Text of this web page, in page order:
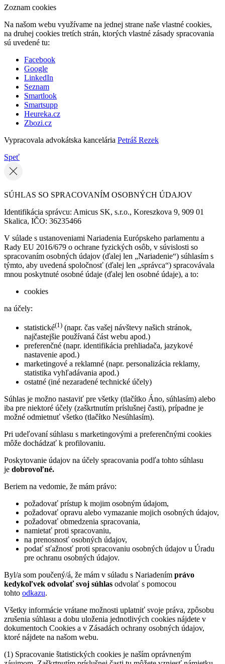
Zoznam cookies
Na našom webu využívame na jednej strane naše vlastné cookies,
na druhej cookies tretích strán, ktorých vlastné zásady spracovania
sú uvedené tu:
Facebook
Google
LinkedIn
Seznam
Smartlook
Smartsupp
Heureka.cz
Zbozi.cz
Vypracovala advokátska kancelária Petráš Rezek
Speť
SÚHLAS SO SPRACOVANÍM OSOBNÝCH ÚDAJOV
Identifikácia správcu: Amicus SK, s.r.o., Koreszkova 9, 909 01
Skalica, IČO: 36235466
V súlade s ustanoveniami Nariadenia Európskeho parlamentu a
Rady EU 2016/679 o ochrane fyzických osôb, v súvislosti so
spracovaním osobných údajov (ďalej len „Nariadenie“) súhlasím s
týmto, aby uvedená spoločnosť (ďalej len „správca“) spracovávala
mnou poskytnuté osobné údaje (ďalej len osobné údaje), a to:
cookies
na účely:
statistické(1) (napr. čas vašej návštevy našich stránok,
najčastejšie používaná část webu apod.)
preferenčné (napr. identifikácia prehliadača, jazykové
nastavenie apod.)
marketingové a reklamné (napr. personalizácia reklamy,
statistika vyhľadávania apod.)
ostatné (iné nezaradené technické účely)
Súhlas je možno nastaviť pre všetky (tlačítko Áno, súhlasím) alebo
iba pre niektoré účely (zaškrtnutím príslušnej časti), prípadne je
možné odmietnuť všetko (tlačítko Nesúhlasím).
Pri udeľovaní súhlasu s marketingovými a preferenčnými cookies
môže dochádzať k profilovaniu.
Poskytovanie údajov na účely spracovania podľa tohto súhlasu
je dobrovoľné.
Beriem na vedomie, že mám právo:
požadovať prístup k mojim osobným údajom,
požadovať opravu alebo vymazanie mojich osobných údajov,
požadovať obmedzenia spracovania,
namietať proti spracovaniu,
na prenosnosť osobných údajov,
podať sťažnosť proti spracovaniu osobných údajov u Úradu
pre ochranu osobných údajov.
Byl/a som poučený/á, že mám v súladu s Nariadením právo
kedykoľvek odvolať svoj súhlas odvolať s pomocou
tohto odkazu.
Všetky informácie vrátane možnosti uplatniť svoje práva, zpôsobu
zrušenia súhlasu a dobu uloženia jednotlivých cookies nájdete v
dokumentoch Cookies a v Zásadách ochrany osobných údajov,
ktoré nájdete na našom webu.
(1) Spracovanie štatistických cookies je naším oprávneným